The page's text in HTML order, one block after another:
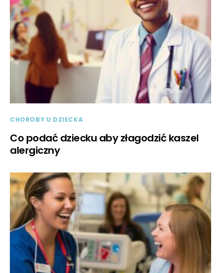
CHOROBY U DZIECKA
Co podać dziecku aby złagodzić kaszel
alergiczny